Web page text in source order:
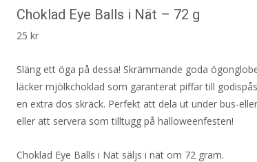
Choklad Eye Balls i Nät – 72 g
25kr
Släng ett öga på dessa! Skrämmande goda
läcker mjölkchoklad som garanterat piffar till
en extra dos skräck. Perfekt att dela ut under bus-
eller att servera som tilltugg på halloweenfesten!
Choklad Eye Balls i Nät säljs i nät om 72 gram.